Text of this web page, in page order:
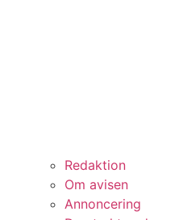
Redaktion
Om avisen
Annoncering